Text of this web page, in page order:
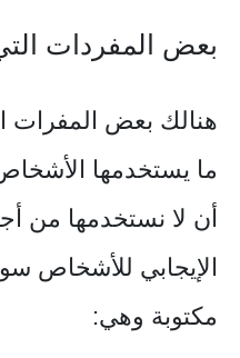
بعض المفردات
هنالك بعض المفرات
ما يستخدمها
أن لا نستخدمها من
الإيجابي للأشخاص
مكتوبة وهي: